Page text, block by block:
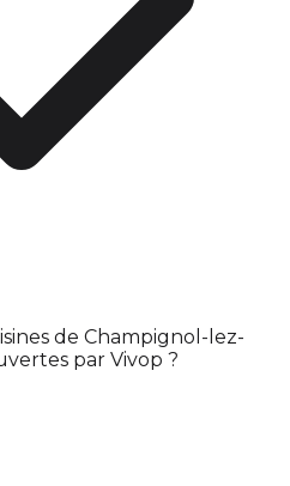
de Champignol-lez-
par Vivop ?